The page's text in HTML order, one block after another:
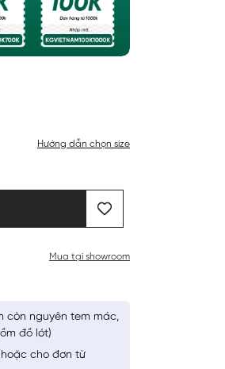
Hướng dẫn chọn size
Mua tại showroom
còn nguyên tem mác,
đồ lót)
hoặc cho đơn từ